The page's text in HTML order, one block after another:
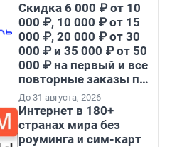
Скидка 6 000 ₽ от 10
000 ₽, 10 000 ₽ от 15
000 ₽, 20 000 ₽ от 30
000 ₽ и 35 000 ₽ от 50
000 ₽ на первый и все
повторные заказы по
промокоду НАБЕРИ
До 31 августа, 2026
Интернет в 180+
странах мира без
роуминга и сим-карт